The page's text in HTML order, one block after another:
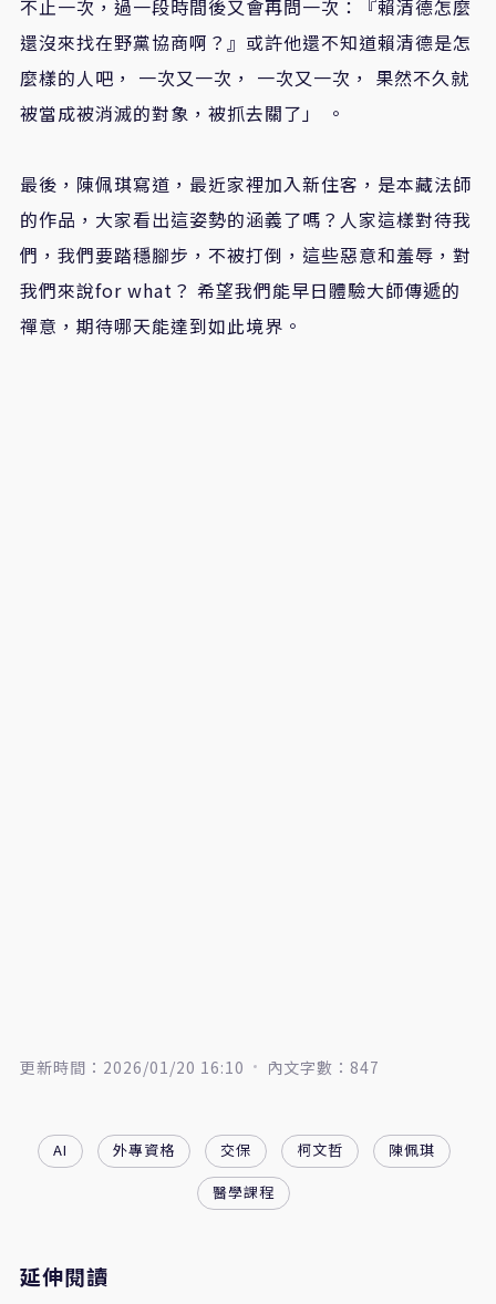
不止一次，過一段時間後又會再問一次：『賴清德怎麼
還沒來找在野黨協商啊？』或許他還不知道賴清德是怎
麼樣的人吧， 一次又一次， 一次又一次， 果然不久就
被當成被消滅的對象，被抓去關了」 。
最後，陳佩琪寫道，最近家裡加入新住客，是本藏法師
的作品，大家看出這姿勢的涵義了嗎？人家這樣對待我
們，我們要踏穩腳步，不被打倒，這些惡意和羞辱，對
我們來說for what？ 希望我們能早日體驗大師傳遞的
禪意，期待哪天能達到如此境界。
更新時間：2026/01/20 16:10 內文字數：847
AI 外專資格 交保 柯文哲
陳佩琪
醫學課程
延伸閱讀